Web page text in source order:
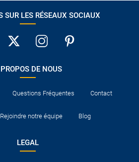
SUR LES RÉSEAUX SOCIAUX
DE NOUS
Questions Fréquentes Contact
Rejoindre notre équipe Blog
LEGAL